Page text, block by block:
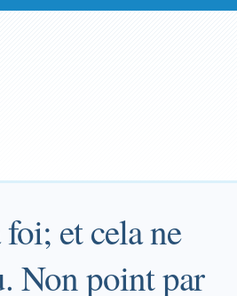
et cela ne
Non point par